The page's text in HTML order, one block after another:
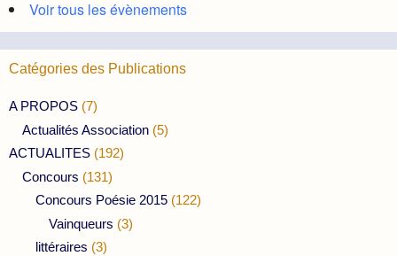
Voir tous les évènements
Catégories des Publications
A PROPOS (7)
Actualités Association (5)
ACTUALITES (192)
Concours (131)
Concours Poésie 2015 (122)
Vainqueurs (3)
littéraires (3)